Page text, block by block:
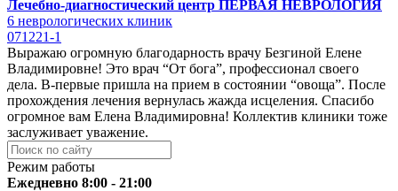
Лечебно-диагностический центр ПЕРВАЯ НЕВРОЛОГИЯ
6 неврологических клиник
071221-1
Выражаю огромную благодарность врачу Безгиной Елене
Владимировне! Это врач “От бога”, профессионал своего
дела. В-первые пришла на прием в состоянии “овоща”. После
прохождения лечения вернулась жажда исцеления. Спасибо
огромное вам Елена Владимировна! Коллектив клиники тоже
заслуживает уважение.
Режим работы
Ежедневно 8:00 - 21:00